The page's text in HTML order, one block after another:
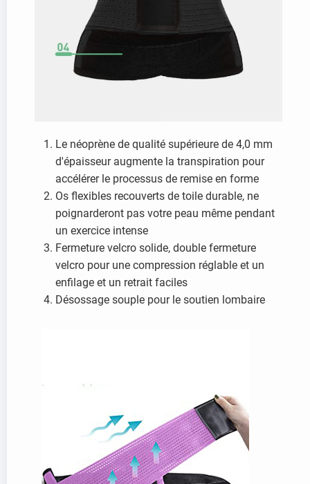
Le néoprène de qualité supérieure de 4,0 mm
d'épaisseur augmente la transpiration pour
accélérer le processus de remise en forme
Os flexibles recouverts de toile durable, ne
poignarderont pas votre peau même pendant
un exercice intense
Fermeture velcro solide, double fermeture
velcro pour une compression réglable et un
enfilage et un retrait faciles
Désossage souple pour le soutien lombaire